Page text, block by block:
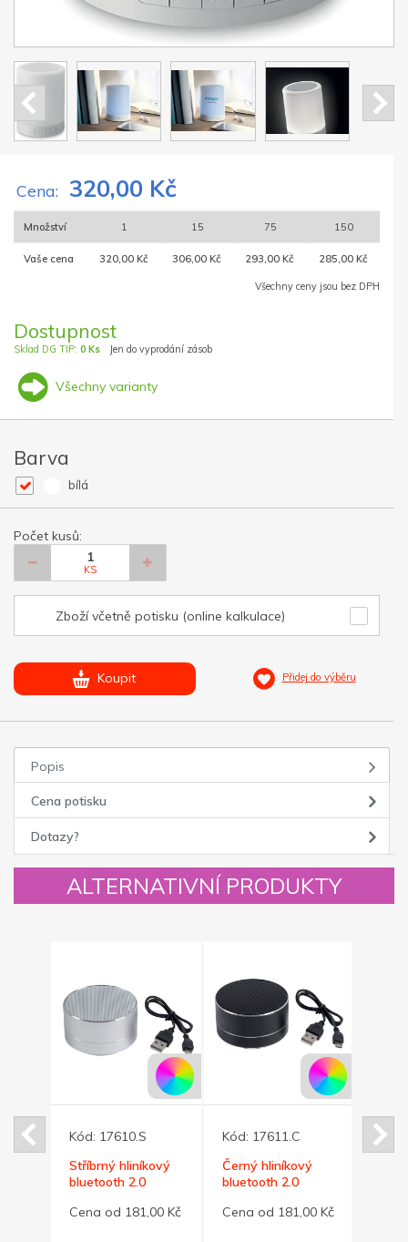
Cena: 320,00 Kč
Množství 1 15 75 150
Vaše cena 320,00 Kč 306,00 Kč 293,00 Kč 285,00 Kč
Všechny ceny jsou bez DPH
Dostupnost
Sklad DG TIP: 0 Ks Jen do vyprodání zásob
Všechny varianty
Barva
bílá
Počet kusů:
KS
Zboží včetně potisku (online kalkulace)
Koupit Přidej do výběru
Popis
Cena potisku
Dotazy?
ALTERNATIVNÍ PRODUKTY
Kód: 17610.S
Stříbrný hliníkový
bluetooth 2.0
Cena od 181,00 Kč
Kód: 17611.C
Černý hliníkový
bluetooth 2.0
Cena od 181,00 Kč
Kód: